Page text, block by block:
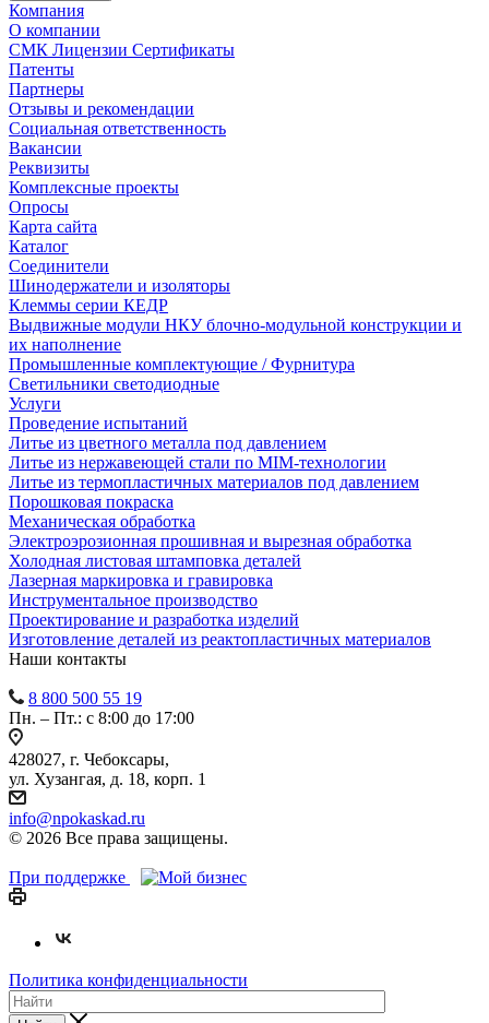
Компания
О компании
СМК Лицензии Сертификаты
Патенты
Партнеры
Отзывы и рекомендации
Социальная ответственность
Вакансии
Реквизиты
Комплексные проекты
Опросы
Карта сайта
Каталог
Соединители
Шинодержатели и изоляторы
Клеммы серии КЕДР
Выдвижные модули НКУ блочно-модульной конструкции и
их наполнение
Промышленные комплектующие / Фурнитура
Светильники светодиодные
Услуги
Проведение испытаний
Литье из цветного металла под давлением
Литье из нержавеющей стали по MIM-технологии
Литье из термопластичных материалов под давлением
Порошковая покраска
Механическая обработка
Электроэрозионная прошивная и вырезная обработка
Холодная листовая штамповка деталей
Лазерная маркировка и гравировка
Инструментальное производство
Проектирование и разработка изделий
Изготовление деталей из реактопластичных материалов
Наши контакты
8 800 500 55 19
Пн. – Пт.: с 8:00 до 17:00
428027, г. Чебоксары,
ул. Хузангая, д. 18, корп. 1
info@npokaskad.ru
© 2026 Все права защищены.
При поддержке
Политика конфиденциальности